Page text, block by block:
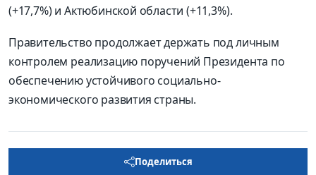
(+17,7%) и Актюбинской области (+11,3%).
Правительство продолжает держать под личным
контролем реализацию поручений Президента по
обеспечению устойчивого социально-
экономического развития страны.
Поделиться